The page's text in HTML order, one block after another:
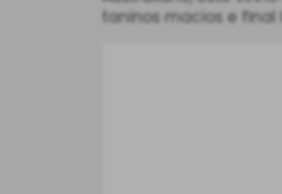
taninos macios e final